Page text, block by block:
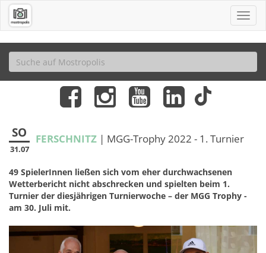
SO
31.07
FERSCHNITZ | MGG-Trophy 2022 - 1. Turnier
49 SpielerInnen ließen sich vom eher durchwachsenen
Wetterbericht nicht abschrecken und spielten beim 1.
Turnier der diesjährigen Turnierwoche – der MGG Trophy -
am 30. Juli mit.